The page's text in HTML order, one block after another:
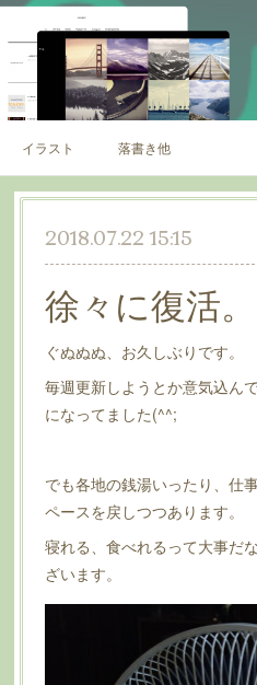
イラスト 落書き他
2018.07.22 15:15
徐々に復活。
ぐぬぬぬ、お久しぶりです。
毎週更新しようとか意気込ん
になってました(^^;
でも各地の銭湯いったり、仕
ペースを戻しつつあります。
寝れる、食べれるって大事だ
ざいます。